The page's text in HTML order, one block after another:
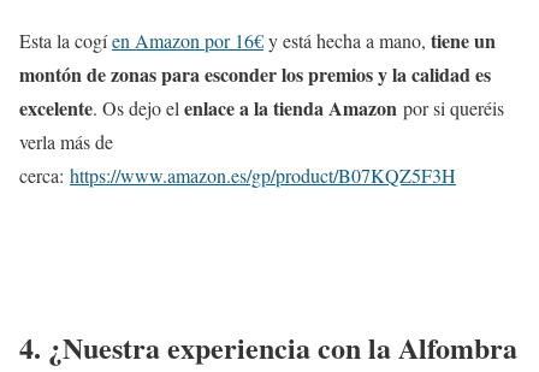
Esta la cogíen Amazon por 16€y está hecha a mano, tiene un
montón de zonas para esconder los premios y la calidad es
excelente. Os dejo el enlace a la tienda Amazon por si queréis
verla más de
cerca: https://www.amazon.es/gp/product/B07KQZ5F3H
4. ¿Nuestra experiencia con la Alfombra